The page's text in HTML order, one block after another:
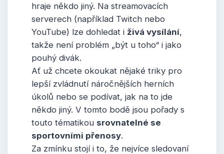
hraje někdo jiný. Na streamovacích
serverech (například Twitch nebo
YouTube) lze dohledat i živá vysílání,
takže není problém „být u toho“ i jako
pouhý divák.
Ať už chcete okoukat nějaké triky pro
lepší zvládnutí náročnějších herních
úkolů nebo se podívat, jak na to jde
někdo jiný. V tomto bodě jsou pořady s
touto tématikou srovnatelné se
sportovními přenosy.
Za zmínku stojí i to, že nejvíce sledovaní